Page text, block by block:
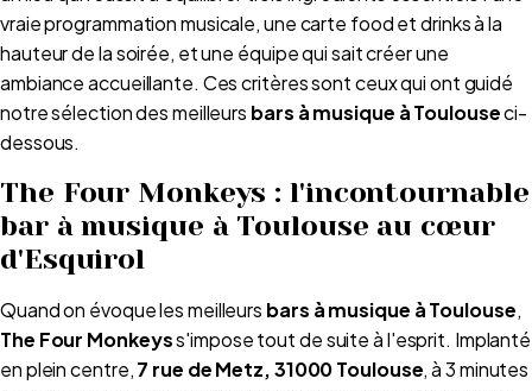
vraie programmation musicale, une carte food et drinks à la
hauteur de la soirée, et une équipe qui sait créer une
ambiance accueillante. Ces critères sont ceux qui ont guidé
notre sélection des meilleurs bars à musique à Toulouseci-
dessous.
The Four Monkeys : l'incontournable
bar à musique à Toulouse au cœur
d'Esquirol
Quand on évoque les meilleurs bars à musique à Toulouse,
The Four Monkeyss'impose tout de suite à l'esprit. Implanté
en plein centre,7 rue de Metz, 31000 Toulouse, à 3 minutes